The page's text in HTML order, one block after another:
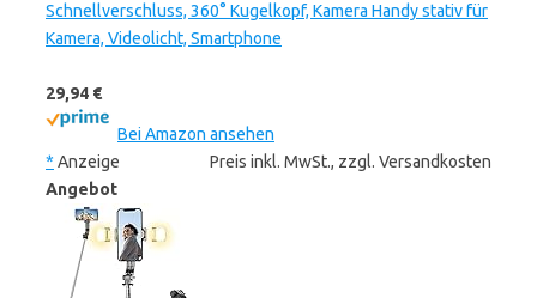
Schnellverschluss, 360° Kugelkopf, Kamera Handy stativ für
Kamera, Videolicht, Smartphone
29,94 €
Bei Amazon ansehen
* Anzeige
Preis inkl. MwSt., zzgl. Versandkosten
Angebot